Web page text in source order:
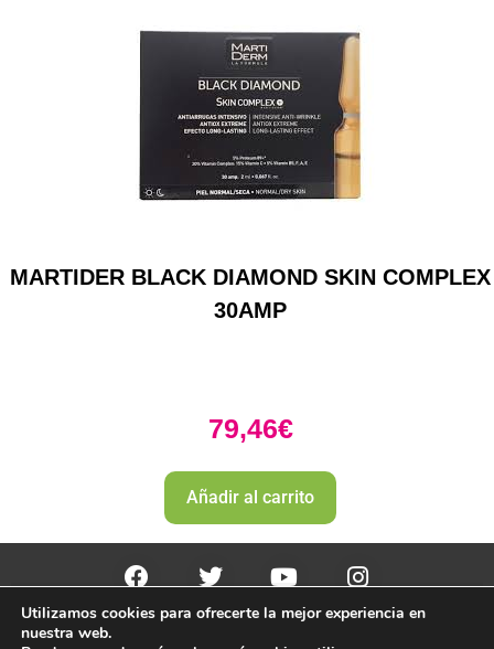
MARTIDER BLACK DIAMOND SKIN COMPLEX
30AMP
79,46€
Añadir al carrito
PharmaZone © 2022 | |Politica envio y devoluciones.
Utilizamos cookies para ofrecerte la mejor experiencia en
nuestra web.